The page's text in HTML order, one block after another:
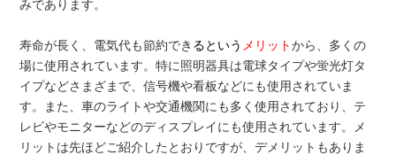
みであります。
寿命が長く、 電気代も節約でき るという メリットから、多くの
場に使用されています。特に照明器具は電球タイプや蛍光灯タ
イプなどさまざまで、信号機や看板などにも使用されていま
す。また、車のライトや交通機関にも多く使用されており、テ
レビやモニターなどのディスプレイにも使用されています。メ
リットは先ほどご紹介したとおりですが、デメリットもありま